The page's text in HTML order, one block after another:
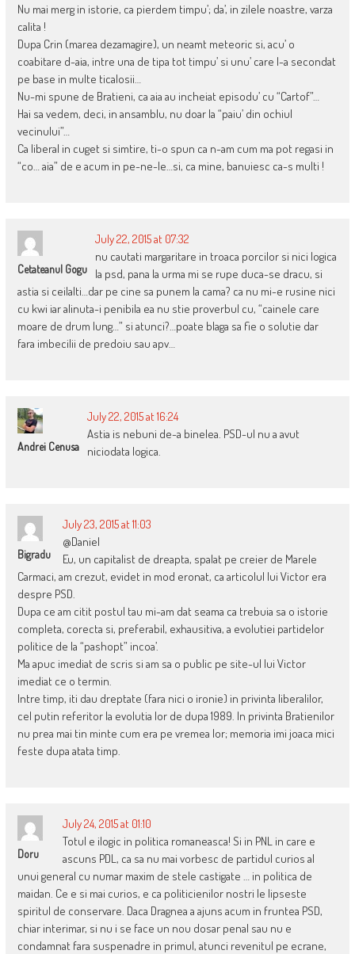
Nu mai merg in istorie, ca pierdem timpu’; da’, in zilele noastre, varza
calita !
Dupa Crin (marea dezamagire), un neamt meteoric si, acu’ o
coabitare d-aia, intre una de tipa tot timpu’ si unu’ care l-a secondat
pe base in multe ticalosii…
Nu-mi spune de Bratieni, ca aia au incheiat episodu’ cu “Cartof”…
Hai sa vedem, deci, in ansamblu, nu doar la “paiu’ din ochiul
vecinului”…
Ca liberal in cuget si simtire, ti-o spun ca n-am cum ma pot regasi in
“co… aia” de e acum in pe-ne-le…si, ca mine, banuiesc ca-s multi !
Cetateanul Gogu
July 22, 2015 at 07:32
nu cautati margaritare in troaca porcilor si nici logica
la psd, pana la urma mi se rupe duca-se dracu, si
astia si ceilalti…dar pe cine sa punem la cama? ca nu mi-e rusine nici
cu kwi iar alinuta-i penibila ea nu stie proverbul cu, “cainele care
moare de drum lung…” si atunci?…poate blaga sa fie o solutie dar
fara imbecilii de predoiu sau apv…
Andrei Cenusa
July 22, 2015 at 16:24
Astia is nebuni de-a binelea. PSD-ul nu a avut
niciodata logica.
Bigradu
July 23, 2015 at 11:03
@Daniel
Eu, un capitalist de dreapta, spalat pe creier de Marele
Carmaci, am crezut, evidet in mod eronat, ca articolul lui Victor era
despre PSD.
Dupa ce am citit postul tau mi-am dat seama ca trebuia sa o istorie
completa, corecta si, preferabil, exhausitiva, a evolutiei partidelor
politice de la “pashopt” incoa’.
Ma apuc imediat de scris si am sa o public pe site-ul lui Victor
imediat ce o termin.
Intre timp, iti dau dreptate (fara nici o ironie) in privinta liberalilor,
cel putin referitor la evolutia lor de dupa 1989. In privinta Bratienilor
nu prea mai tin minte cum era pe vremea lor; memoria imi joaca mici
feste dupa atata timp.
Doru
July 24, 2015 at 01:10
Totul e ilogic in politica romaneasca! Si in PNL in care e
ascuns PDL, ca sa nu mai vorbesc de partidul curios al
unui general cu numar maxim de stele castigate … in politica de
maidan. Ce e si mai curios, e ca politicienilor nostri le lipseste
spiritul de conservare. Daca Dragnea a ajuns acum in fruntea PSD,
chiar interimar, si nu i se face un nou dosar penal sau nu e
condamnat fara suspenadre in primul, atunci revenitul pe ecrane,